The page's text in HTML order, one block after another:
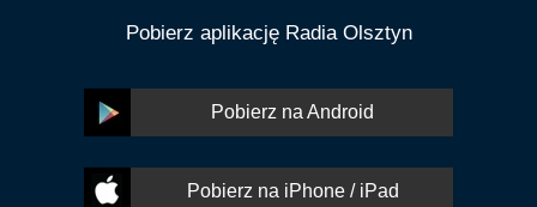
Pobierz aplikację Radia Olsztyn
Pobierz na Android
Pobierz na iPhone / iPad